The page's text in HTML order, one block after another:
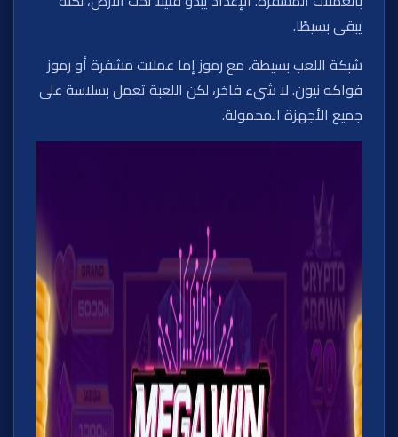
يبقى بسيطًا.
شبكة اللعب بسيطة، مع رموز إما عملات مشفرة أو رموز
فواكه نيون. لا شيء فاخر، لكن اللعبة تعمل بسلاسة على
جميع الأجهزة المحمولة.